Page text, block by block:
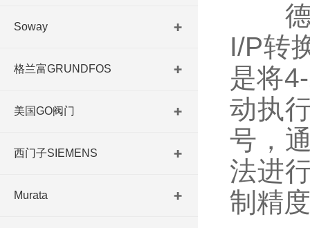
Soway
格兰富GRUNDFOS
美国GO阀门
西门子SIEMENS
Murata
德国
I/P转
是将
动执
号，
法进
制精